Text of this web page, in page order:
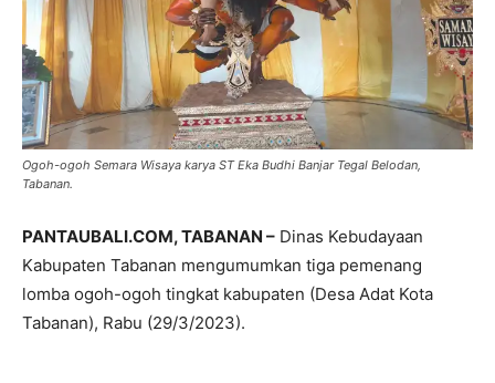
Ogoh-ogoh Semara Wisaya karya ST Eka Budhi Banjar Tegal Belodan,
Tabanan.
PANTAUBALI.COM, TABANAN – Dinas Kebudayaan
Kabupaten Tabanan mengumumkan tiga pemenang
lomba ogoh-ogoh tingkat kabupaten (Desa Adat Kota
Tabanan), Rabu (29/3/2023).